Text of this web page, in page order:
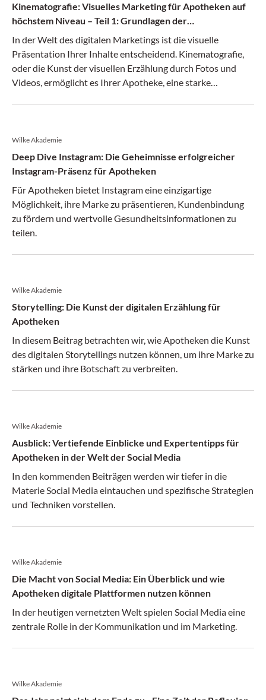
Kinematografie: Visuelles Marketing für Apotheken auf
höchstem Niveau – Teil 1: Grundlagen der
Kinematografie für Apotheken
In der Welt des digitalen Marketings ist die visuelle
Präsentation Ihrer Inhalte entscheidend. Kinematografie,
oder die Kunst der visuellen Erzählung durch Fotos und
Videos, ermöglicht es Ihrer Apotheke, eine starke
Wilke Akademie
Deep Dive Instagram: Die Geheimnisse erfolgreicher
Instagram-Präsenz für Apotheken
Für Apotheken bietet Instagram eine einzigartige
Möglichkeit, ihre Marke zu präsentieren, Kundenbindung
zu fördern und wertvolle Gesundheitsinformationen zu
teilen.
Wilke Akademie
Storytelling: Die Kunst der digitalen Erzählung für
Apotheken
In diesem Beitrag betrachten wir, wie Apotheken die Kunst
des digitalen Storytellings nutzen können, um ihre Marke zu
stärken und ihre Botschaft zu verbreiten.
Wilke Akademie
Ausblick: Vertiefende Einblicke und Expertentipps für
Apotheken in der Welt der Social Media
In den kommenden Beiträgen werden wir tiefer in die
Materie Social Media eintauchen und spezifische Strategien
und Techniken vorstellen.
Wilke Akademie
Die Macht von Social Media: Ein Überblick und wie
Apotheken digitale Plattformen nutzen können
In der heutigen vernetzten Welt spielen Social Media eine
zentrale Rolle in der Kommunikation und im Marketing.
Wilke Akademie